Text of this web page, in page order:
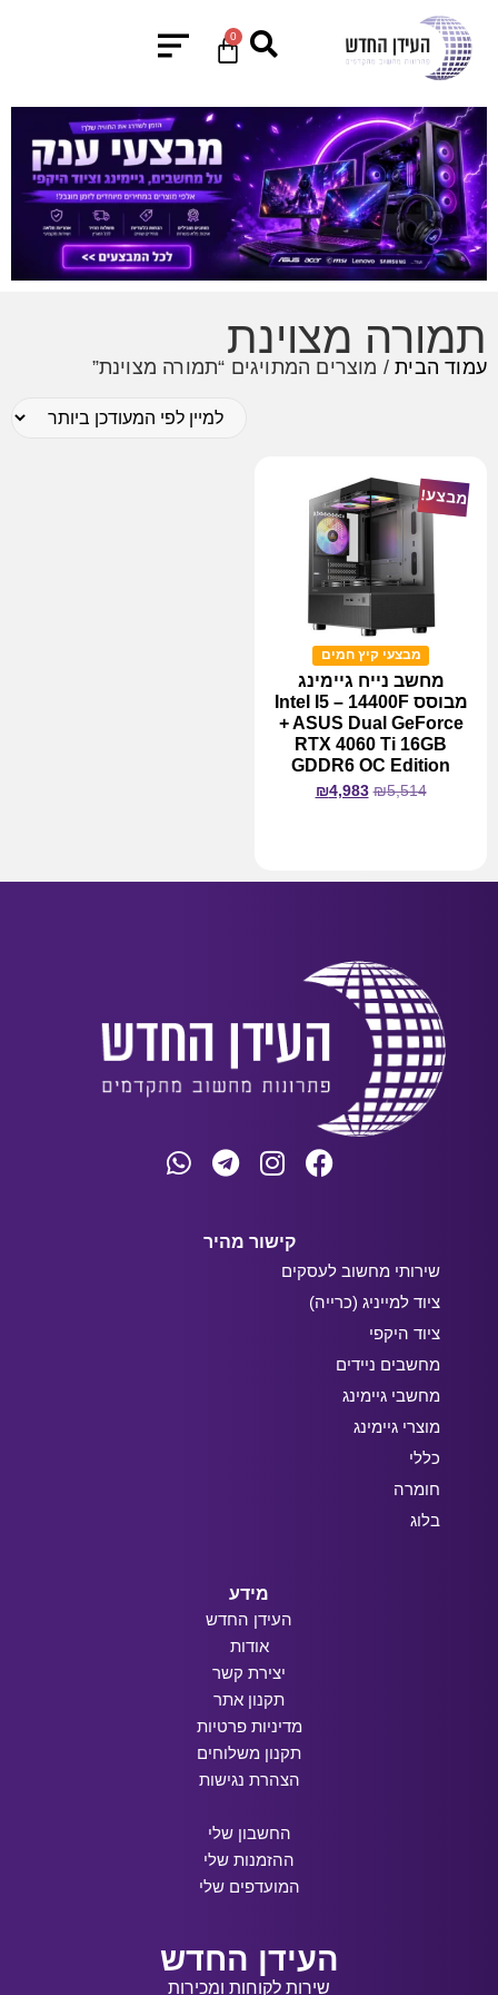
0
תמורה מצוינת
עמוד הבית/ מוצרים המתויגים “תמורה מצוינת”
מבצע!
מבצעי קיץ חמים
מחשב נייח גיימינג
מבוסס Intel I5 – 14400F
+ ASUS Dual GeForce
RTX 4060 Ti 16GB
GDDR6 OC Edition
₪5,514
₪4,983
קישור מהיר
שירותי מחשוב לעסקים
ציוד למייניג (כרייה)
ציוד היקפי
מחשבים ניידים
מחשבי גיימינג
מוצרי גיימינג
כללי
חומרה
בלוג
מידע
העידן החדש
אודות
יצירת קשר
תקנון אתר
מדיניות פרטיות
תקנון משלוחים
הצהרת נגישות
החשבון שלי
ההזמנות שלי
המועדפים שלי
העידן החדש
שירות לקוחות ומכירות